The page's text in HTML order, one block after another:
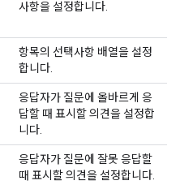
사항을 설정합니다.
항목의 선택사항 배열을 설정
합니다.
응답자가 질문에 올바르게 응
답할 때 표시할 의견을 설정합
니다.
응답자가 질문에 잘못 응답할
때 표시할 의견을 설정합니다.